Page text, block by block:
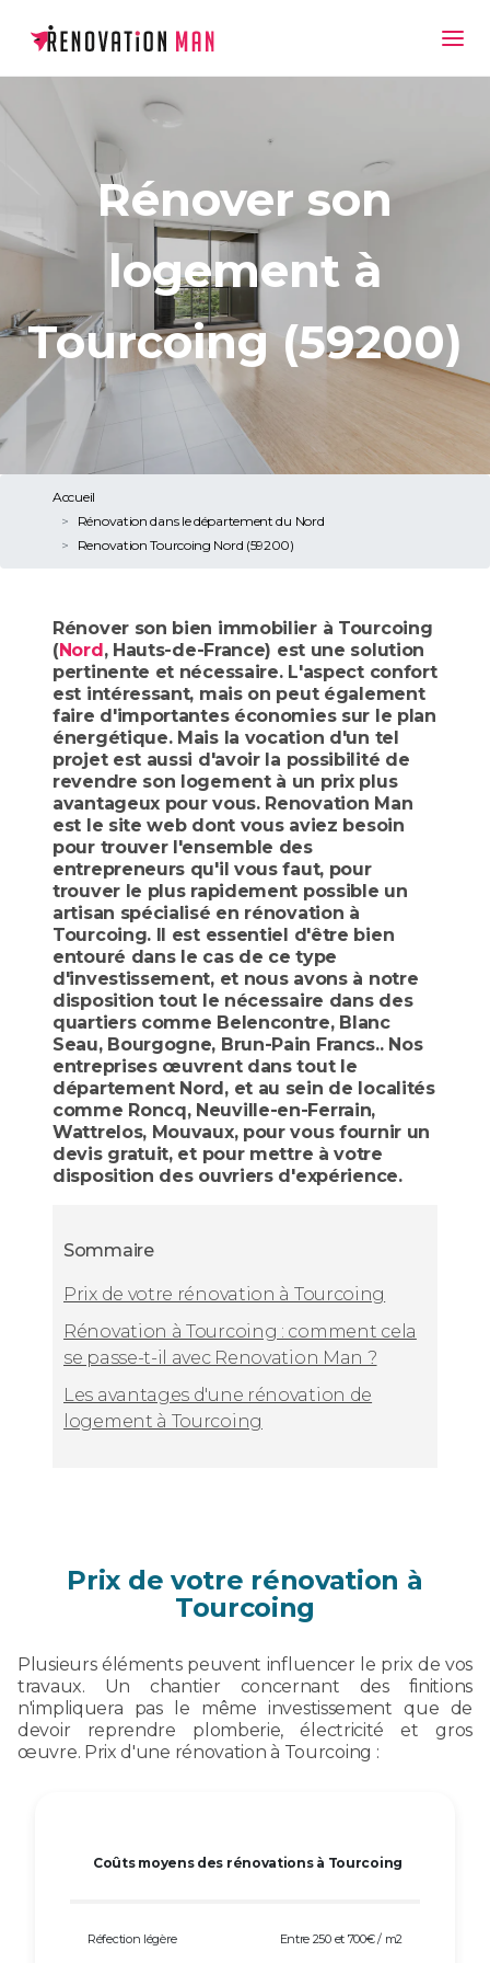
Rénover son
logement à
Tourcoing (59200)
Accueil
Rénovation dans le département du Nord
Renovation Tourcoing Nord (59200)
Rénover son bien immobilier à Tourcoing
(Nord, Hauts-de-France) est une solution
pertinente et nécessaire. L'aspect confort
est intéressant, mais on peut également
faire d'importantes économies sur le plan
énergétique. Mais la vocation d'un tel
projet est aussi d'avoir la possibilité de
revendre son logement à un prix plus
avantageux pour vous. Renovation Man
est le site web dont vous aviez besoin
pour trouver l'ensemble des
entrepreneurs qu'il vous faut, pour
trouver le plus rapidement possible un
artisan spécialisé en rénovation à
Tourcoing. Il est essentiel d'être bien
entouré dans le cas de ce type
d'investissement, et nous avons à notre
disposition tout le nécessaire dans des
quartiers comme Belencontre, Blanc
Seau, Bourgogne, Brun-Pain Francs.. Nos
entreprises œuvrent dans tout le
département Nord, et au sein de localités
comme Roncq, Neuville-en-Ferrain,
Wattrelos, Mouvaux, pour vous fournir un
devis gratuit, et pour mettre à votre
disposition des ouvriers d'expérience.
Sommaire
Prix de votre rénovation à Tourcoing
Rénovation à Tourcoing : comment cela
se passe-t-il avec Renovation Man ?
Les avantages d'une rénovation de
logement à Tourcoing
Prix de votre rénovation à
Tourcoing
Plusieurs éléments peuvent influencer le prix de vos
travaux. Un chantier concernant des finitions
n'impliquera pas le même investissement que de
devoir reprendre plomberie, électricité et gros
œuvre. Prix d'une rénovation à Tourcoing :
Coûts moyens des rénovations à Tourcoing
Réfection légère Entre 250 et 700€ / m2